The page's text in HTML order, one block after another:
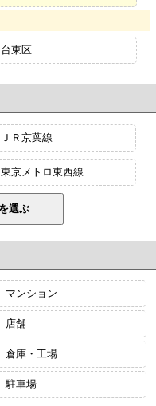
台東区
ＪＲ京葉線
東京メトロ東西線
マンション
店舗
倉庫・工場
駐車場